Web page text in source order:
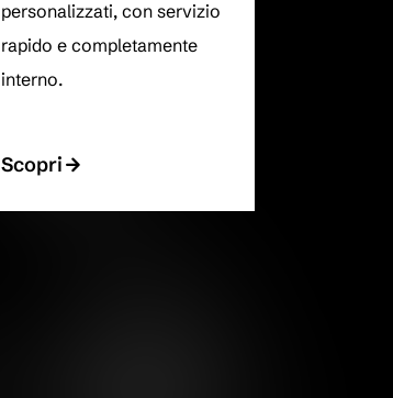
personalizzati, con servizio
rapido e completamente
interno.
Scopri